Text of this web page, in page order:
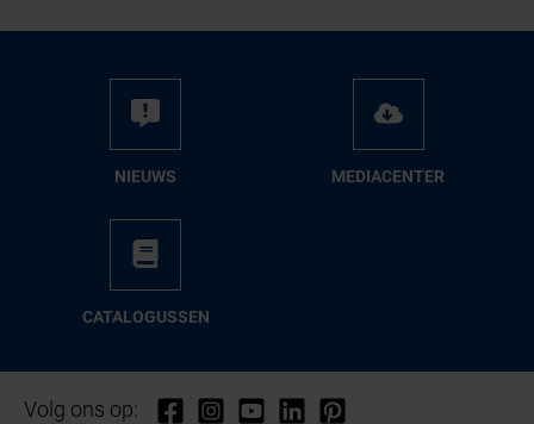
NIEUWS ME­DIA­CEN­TER
CA­TA­LO­GUS­SEN
Volg ons op: